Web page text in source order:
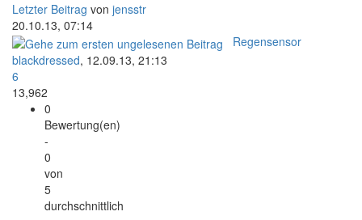
Letzter Beitrag von jensstr
20.10.13, 07:14
Regensensor
blackdressed, 12.09.13, 21:13
6
13,962
0
Bewertung(en)
-
0
von
5
durchschnittlich